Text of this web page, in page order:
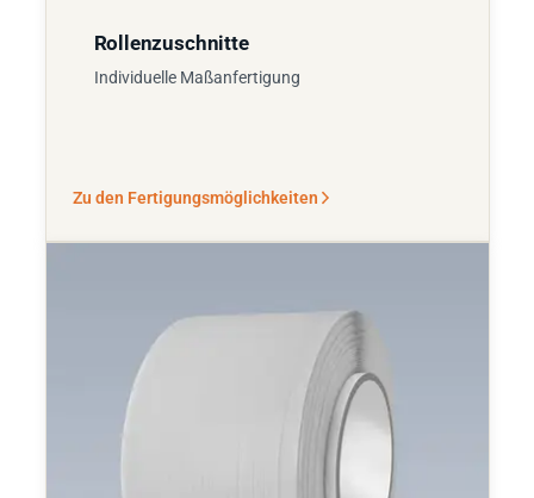
Rollenzuschnitte
Individuelle Maßanfertigung
Zu den Fertigungsmöglichkeiten